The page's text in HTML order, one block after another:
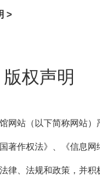
>
版权声明
网站（以下简称网站）
著作权法》、《信息网
律、法规和政策，并积